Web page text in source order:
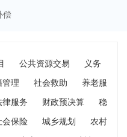
偿
公共资源交易 义务
管理 社会救助 养老服
律服务 财政预决算 稳
会保险 城乡规划 农村